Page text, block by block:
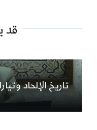
قد
تاريخ الإلحاد